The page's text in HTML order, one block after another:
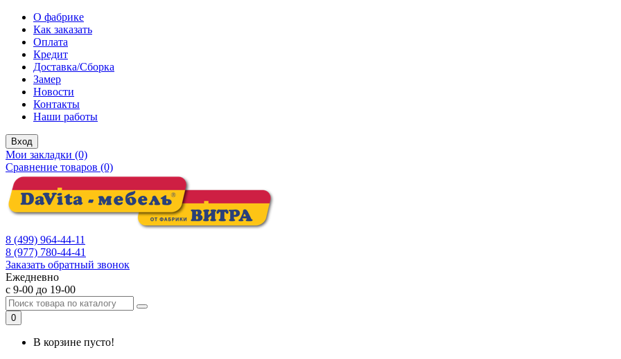
О фабрике
Как заказать
Оплата
Кредит
Доставка/Сборка
Замер
Новости
Контакты
Наши работы
Вход
Мои закладки (0)
Сравнение товаров (0)
8 (499) 964-44-11
8 (977) 780-44-41
Заказать обратный звонок
Ежедневно
с 9-00 до 19-00
0
В корзине пусто!